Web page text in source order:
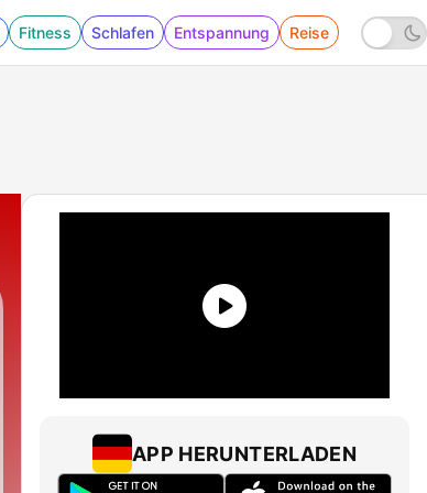
Fitness Schlafen Entspannung Reise
APP HERUNTERLADEN